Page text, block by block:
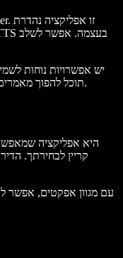
ואפילו עבודה אופליין. עם TTS תוכל להפוך מאמרים לספרי אודיו.
עם מגוון אפקטים, אפשר